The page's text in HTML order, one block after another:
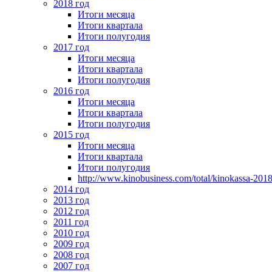
2018 год
Итоги месяца
Итоги квартала
Итоги полугодия
2017 год
Итоги месяца
Итоги квартала
Итоги полугодия
2016 год
Итоги месяца
Итоги квартала
Итоги полугодия
2015 год
Итоги месяца
Итоги квартала
Итоги полугодия
http://www.kinobusiness.com/total/kinokassa-
2014 год
2013 год
2012 год
2011 год
2010 год
2009 год
2008 год
2007 год